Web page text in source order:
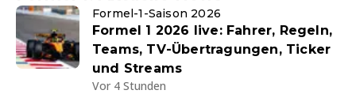
Formel-1-Saison 2026
Formel 1 2026 live: Fahrer, Regeln,
Teams, TV-Übertragungen, Ticker
und Streams
Vor 4 Stunden